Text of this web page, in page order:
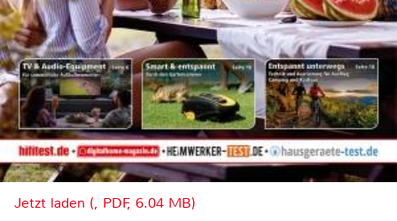
Jetzt laden (, PDF, 6.04 MB)